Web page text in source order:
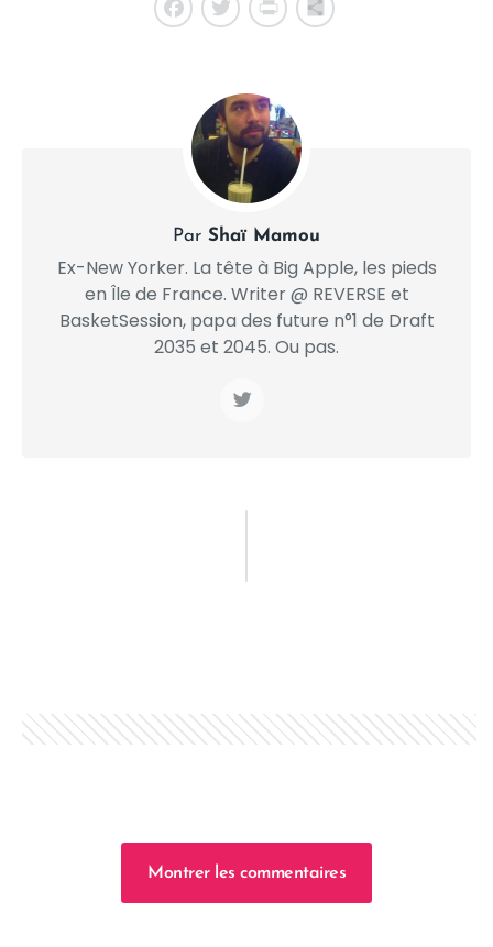
Par Shaï Mamou
Ex-New Yorker. La tête à Big Apple, les pieds
en Île de France. Writer @ REVERSE et
BasketSession, papa des future n°1 de Draft
2035 et 2045. Ou pas.
Montrer les commentaires